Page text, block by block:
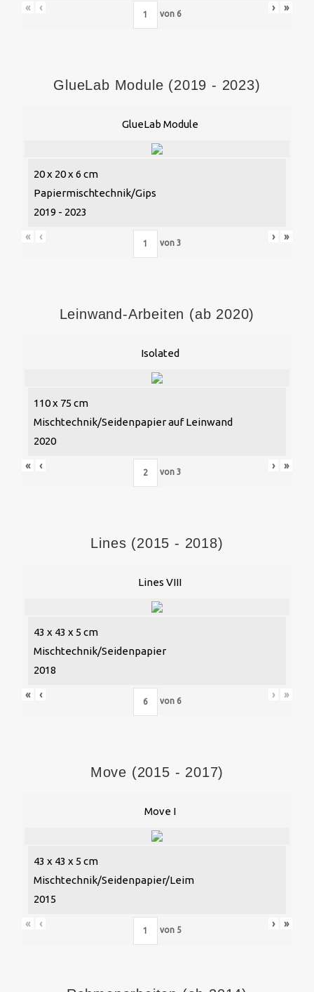
« ‹
von 6
› »
GlueLab Module (2019 - 2023)
GlueLab Module
20 x 20 x 6 cm
Papiermischtechnik/Gips
2019 - 2023
« ‹
von 3
› »
Leinwand-Arbeiten (ab 2020)
Isolated
110 x 75 cm
Mischtechnik/Seidenpapier auf Leinwand
2020
« ‹
von 3
› »
Lines (2015 - 2018)
Lines VIII
43 x 43 x 5 cm
Mischtechnik/Seidenpapier
2018
« ‹
von 6
› »
Move (2015 - 2017)
Move I
43 x 43 x 5 cm
Mischtechnik/Seidenpapier/Leim
2015
« ‹
von 5
› »